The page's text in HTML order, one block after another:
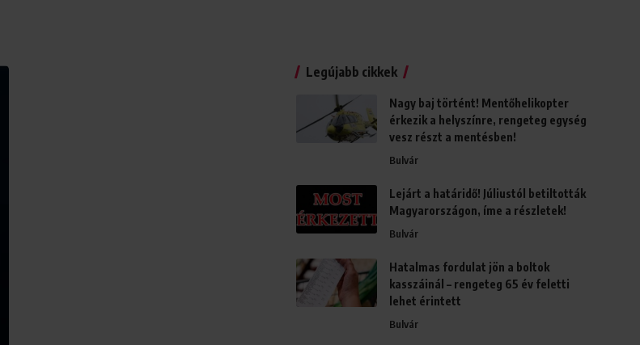
Legújabb cikkek
Nagy baj történt! Mentőhelikopter
érkezik a helyszínre, rengeteg egység
vesz részt a mentésben!
Bulvár
Lejárt a határidő! Júliustól betiltották
Magyarországon, íme a részletek!
Bulvár
Hatalmas fordulat jön a boltok
kasszáinál – rengeteg 65 év feletti
lehet érintett
Bulvár